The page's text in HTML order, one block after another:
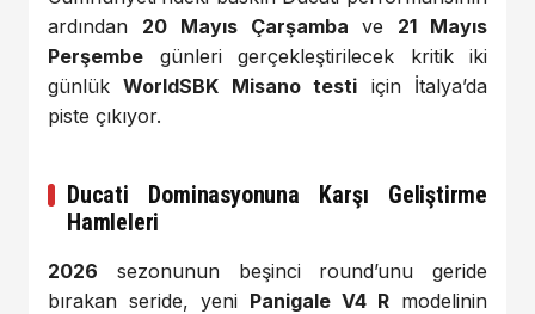
ardından 20 Mayıs Çarşamba ve 21 Mayıs
Perşembe günleri gerçekleştirilecek kritik iki
günlükWorldSBK Misano testi için İtalya’da
piste çıkıyor.
Ducati Dominasyonuna Karşı Geliştirme
Hamleleri
2026 sezonunun beşinci round’unu geride
bırakan seride, yeni Panigale V4 R modelinin